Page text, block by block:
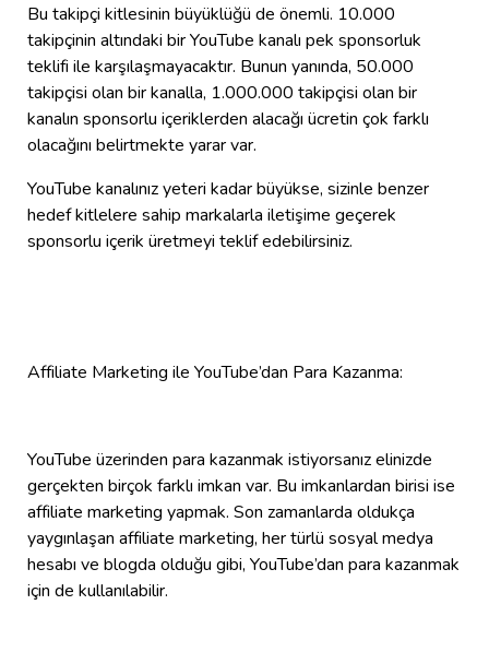
Bu takipçi kitlesinin büyüklüğü de önemli. 10.000
takipçinin altındaki bir YouTube kanalı pek sponsorluk
teklifi ile karşılaşmayacaktır. Bunun yanında, 50.000
takipçisi olan bir kanalla, 1.000.000 takipçisi olan bir
kanalın sponsorlu içeriklerden alacağı ücretin çok farklı
olacağını belirtmekte yarar var.
YouTube kanalınız yeteri kadar büyükse, sizinle benzer
hedef kitlelere sahip markalarla iletişime geçerek
sponsorlu içerik üretmeyi teklif edebilirsiniz.
Affiliate Marketing ile YouTube’dan Para Kazanma:
YouTube üzerinden para kazanmak istiyorsanız elinizde
gerçekten birçok farklı imkan var. Bu imkanlardan birisi ise
affiliate marketing yapmak. Son zamanlarda oldukça
yaygınlaşan affiliate marketing, her türlü sosyal medya
hesabı ve blogda olduğu gibi, YouTube’dan para kazanmak
için de kullanılabilir.